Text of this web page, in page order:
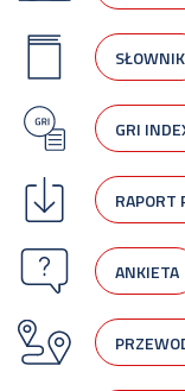
SŁOWNIK
GRI
RAPORT
ANKIETA